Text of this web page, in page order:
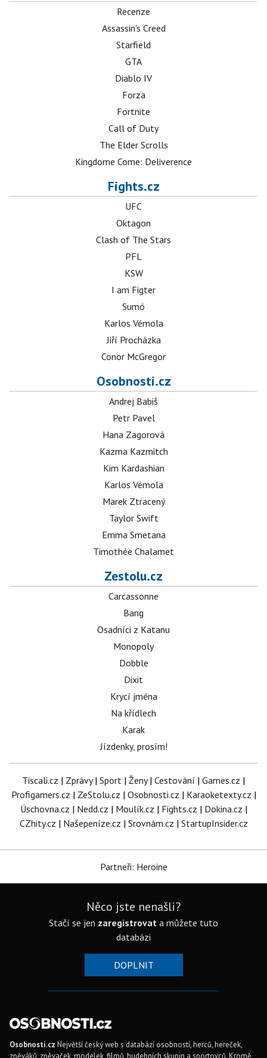
Recenze
Assassin's Creed
Starfield
GTA
Diablo IV
Forza
Fortnite
Call of Duty
The Elder Scrolls
Kingdome Come: Deliverence
Fights.cz
UFC
Oktagon
Clash of The Stars
PFL
KSW
I am Figter
Sumó
Karlos Vémola
Jiří Procházka
Conor McGregor
Osobnosti.cz
Andrej Babiš
Petr Pavel
Hana Zagorová
Kazma Kazmitch
Kim Kardashian
Karlos Vémola
Marek Ztracený
Taylor Swift
Emma Smetana
Timothée Chalamet
Zestolu.cz
Carcassonne
Bang
Osadníci z Katanu
Monopoly
Dobble
Dixit
Krycí jména
Na křídlech
Karak
Jízdenky, prosím!
Tiscali.cz | Zprávy| Sport | Ženy| Cestování | Games.cz |
Profigamers.cz | ZeStolu.cz | Osobnosti.cz | Karaoketexty.cz |
Úschovna.cz | Nedd.cz | Moulík.cz | Fights.cz | Dokina.cz |
CZhity.cz | Našepeníze.cz | Srovnám.cz | StartupInsider.cz
Partneři: Heroine
Něco jste nenašli?
Stačí se jen zaregistrovat a můžete tuto
databázi
DOPLNIT
Osobnosti.cz Největší český web s databází osobností, herců, hereček,
zpěváků, zpěvaček, modelek, filmů, hudebních skupin a sportovců. Kromě